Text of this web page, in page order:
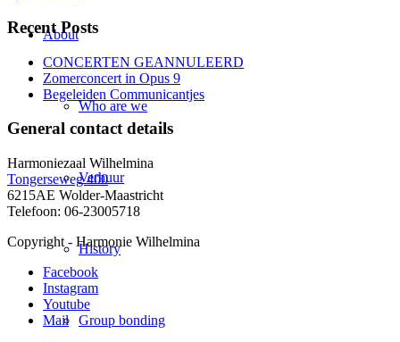
About
Who are we
Verhuur
History
Group bonding
Recent Posts
CONCERTEN GEANNULEERD
Zomerconcert in Opus 9
Begeleiden Communicantjes
General contact details
Harmoniezaal Wilhelmina
Tongerseweg 400
6215AE Wolder-Maastricht
Telefoon: 06-23005718
Copyright - Harmonie Wilhelmina
Facebook
Instagram
Youtube
Mail